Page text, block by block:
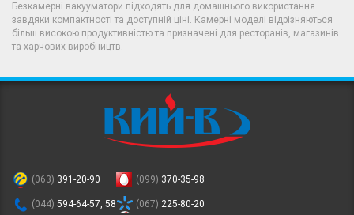
Безкамерні вакууматори підходять для домашнього використання
завдяки компактності та доступній ціні. Камерні моделі відрізняються
більш високою продуктивністю та призначені для ресторанів, магазинів
та харчових виробництв.
(063) 391-20-90
(044) 594-64-57, 58
(099) 370-35-98
(067) 225-80-20